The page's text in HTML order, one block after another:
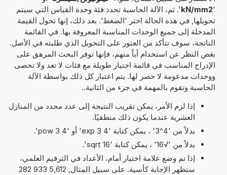
'
kN/mm2'. ثم، الآلة الحاسبة تحدد فئة وحدة القياس التي سيتم
تحويلها, في هذه الحالة اختر 'الضغط'. بعد ذلك، إنها تحول القيمة
المدخلة إلى جميع الوحدات المناسبة المعروفة بها. في القائمة
الناتجة، سوف تتأكد من العثور على التحويل الذي طلبته في الأصل.
بغض النظر عن استخدام أياً منهم، فإنها توفر البحث المرهق على
الإدراج المناسب في قائمة اختيار طويلة مع فئات لا تعد ولا تحصى
ووحدات مدعومة لا حصر لها. يتم اعتبار كل ذلك بواسطة الآلة
الحاسبة وتقوم بالمهمة في جزء من الثانية..
إذا لزم الأمر، يمكن تقريب النتيجة إلى عدد محدد من المنازل
العشرية عندما يكون ذلك منطقيًا.
بدلاً من '4^3' ، يمكن كتابة '4 exp 3' أو '4 pow 3'.
بدلاً من '√16' ، يمكن كتابة 'sqrt 16'.
إذا تم وضع علامة اختيار أمام، الأعداد في الترقيم العلمي،
ستظهر الإجابة كأسية. على سبيل المثال, 5,612 933 282